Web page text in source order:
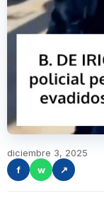
diciembre 3, 2025
f
w ↗